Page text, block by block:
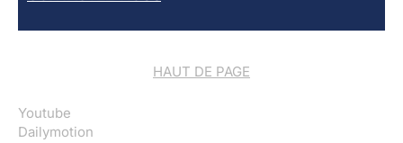
HAUT DE PAGE
Youtube
Dailymotion